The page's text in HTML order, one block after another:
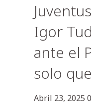
Igor
ante el
solo
Abril 23, 2025